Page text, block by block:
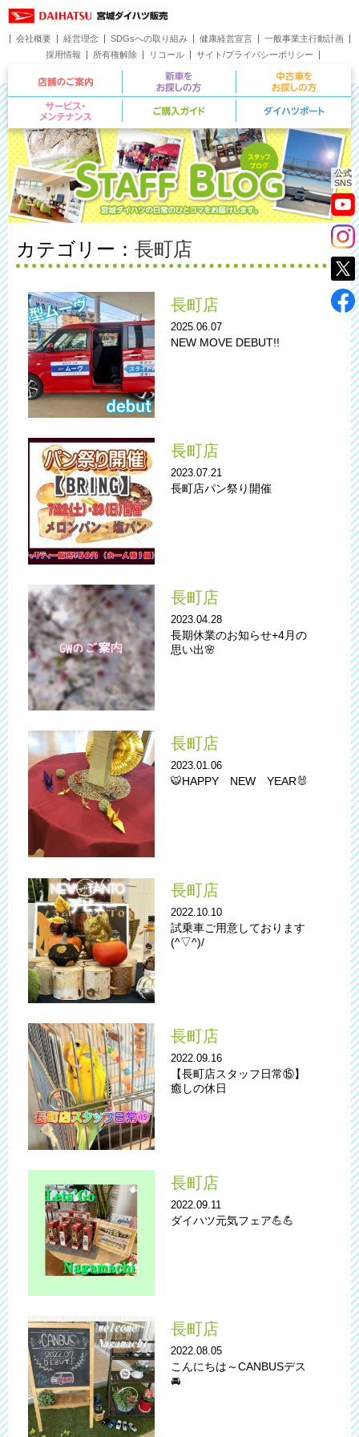
公式
SNS
会社概要 経営理念 SDGsへの取り組み 健康経営宣言
一般事業主行動計画
採用情報
所有権解除 リコール
サイト/プライバシーポリシー
お問い合わせ
店舗のご案内 新車をお探しの方
サービス・メンテナンス ご購入ガイド
カテゴリー： 長町店
長町店
2025.06.07
NEW MOVE DEBUT!!
長町店
2023.07.21
長町店パン祭り開催
長町店
2023.04.28
長期休業のお知らせ+4月の
思い出🌸
長町店
2023.01.06
🐯HAPPY NEW YEAR🐰
長町店
2022.10.10
試乗車ご用意しております
(^▽^)/
長町店
2022.09.16
【長町店スタッフ日常⑮】
癒しの休日
長町店
2022.09.11
ダイハツ元気フェア💪💪
長町店
2022.08.05
こんにちは～CANBUSデス
🚘